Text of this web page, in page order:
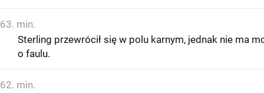
63. min.
Sterling przewrócił się w polu karnym, jednak nie ma
o faulu.
62. min.